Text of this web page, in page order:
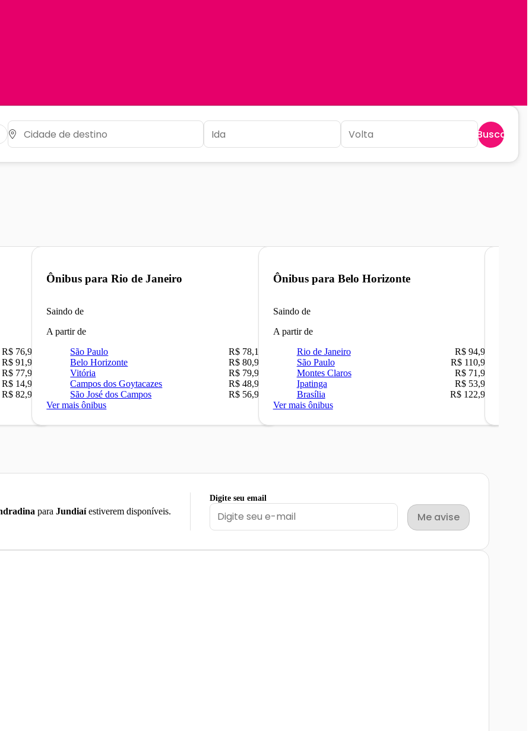
Buscar
R$ 76,90
R$ 91,90
R$ 77,90
R$ 14,90
R$ 82,90
Ônibus paraRio de Janeiro
Saindo de
A partir de
São Paulo
R$ 78,16
Belo Horizonte
R$ 80,90
Vitória
R$ 79,90
Campos dos Goytacazes
R$ 48,90
São José dos Campos
R$ 56,90
Ver mais ônibus
Ônibus para Belo Horizonte
Saindo de
A partir de
Rio de Janeiro
R$ 94,90
São Paulo
R$ 110,90
Montes Claros
R$ 71,90
Ipatinga
R$ 53,90
Brasília
R$ 122,90
Ver mais ônibus
para Jundiaíestiverem disponíveis.
Digite seu email
Me avise